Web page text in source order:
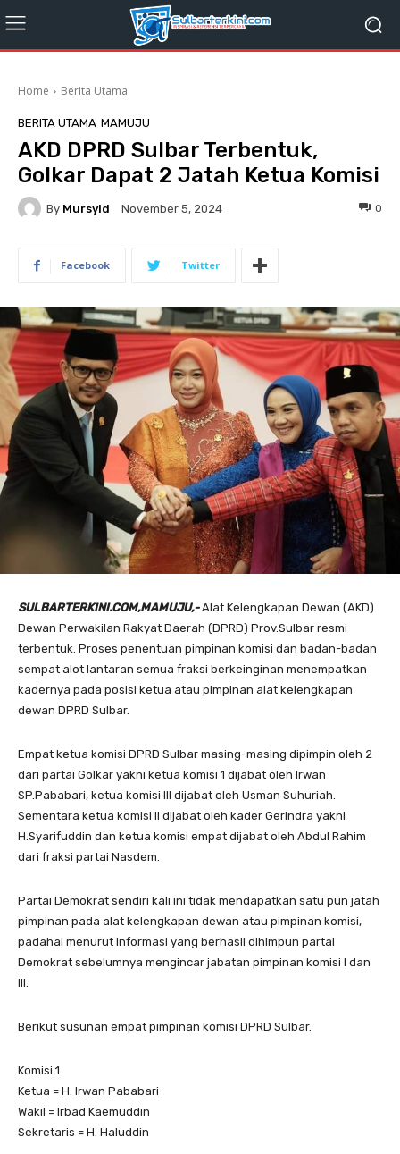
Home Berita Utama
BERITA UTAMA MAMUJU
AKD DPRD Sulbar Terbentuk,
Golkar Dapat 2 Jatah Ketua Komisi
By Mursyid November 5, 2024 0
Facebook Twitter
SULBARTERKINI.COM,MAMUJU,- Alat Kelengkapan Dewan (AKD)
Dewan Perwakilan Rakyat Daerah (DPRD) Prov.Sulbar resmi
terbentuk. Proses penentuan pimpinan komisi dan badan-badan
sempat alot lantaran semua fraksi berkeinginan menempatkan
kadernya pada posisi ketua atau pimpinan alat kelengkapan
dewan DPRD Sulbar.
Empat ketua komisi DPRD Sulbar masing-masing dipimpin oleh 2
dari partai Golkar yakni ketua komisi 1 dijabat oleh Irwan
SP.Pababari, ketua komisi III dijabat oleh Usman Suhuriah.
Sementara ketua komisi II dijabat oleh kader Gerindra yakni
H.Syarifuddin dan ketua komisi empat dijabat oleh Abdul Rahim
dari fraksi partai Nasdem.
Partai Demokrat sendiri kali ini tidak mendapatkan satu pun jatah
pimpinan pada alat kelengkapan dewan atau pimpinan komisi,
padahal menurut informasi yang berhasil dihimpun partai
Demokrat sebelumnya mengincar jabatan pimpinan komisi I dan
III.
Berikut susunan empat pimpinan komisi DPRD Sulbar.
Komisi 1
Ketua = H. Irwan Pababari
Wakil = Irbad Kaemuddin
Sekretaris = H. Haluddin